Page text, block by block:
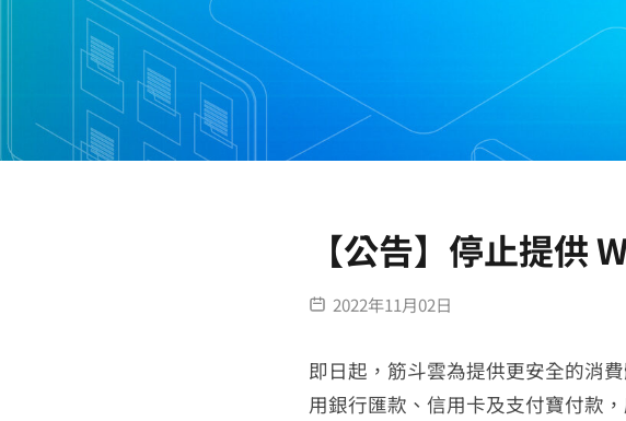
【公告】停止提供
2022年11月02日
即日起，筋斗雲為提供更安全的消
用銀行匯款、信用卡及支付寶付款